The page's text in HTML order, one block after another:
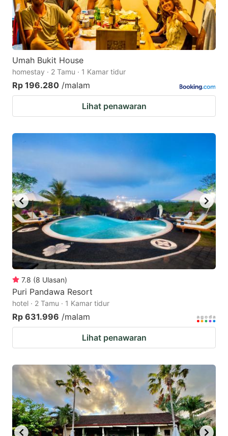
Umah Bukit House
homestay · 2 Tamu · 1 Kamar tidur
Rp 196.280 /malam
Lihat penawaran
7.8 (8 Ulasan)
Puri Pandawa Resort
hotel · 2 Tamu · 1 Kamar tidur
Rp 631.996 /malam
Lihat penawaran